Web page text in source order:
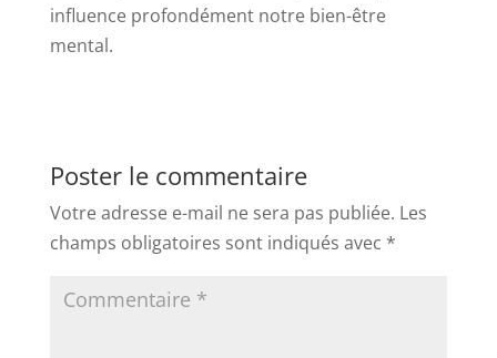
influence profondément notre bien-être
mental.
Poster le commentaire
Votre adresse e-mail ne sera pas publiée. Les
champs obligatoires sont indiqués avec *